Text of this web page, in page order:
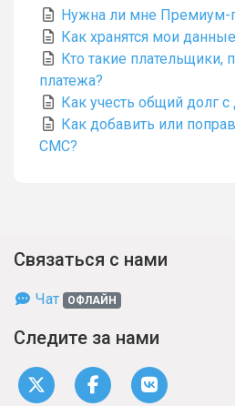
Нужна ли мне Премиум-
Как хранятся мои
Кто такие плательщики,
платежа?
Как учесть общий долг
Как добавить или
СМС?
Связаться с нами
Чат ОФЛАЙН
Следите за нами